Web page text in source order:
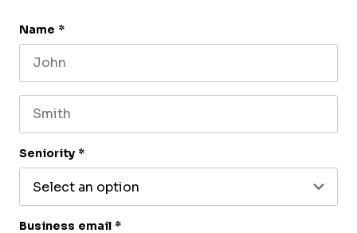
Name *
Seniority *
Business email *